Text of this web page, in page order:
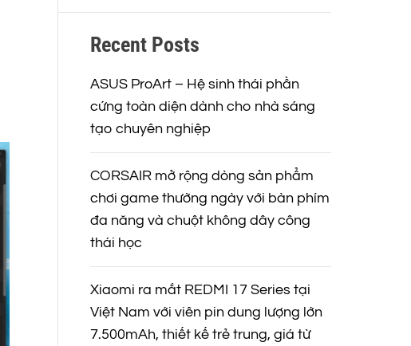
i
m
Recent Posts
ASUS ProArt – Hệ sinh thái phần
cứng toàn diện dành cho nhà sáng
tạo chuyên nghiệp
CORSAIR mở rộng dòng sản phẩm
chơi game thường ngày với bàn phím
đa năng và chuột không dây công
thái học
Xiaomi ra mắt REDMI 17 Series tại
Việt Nam với viên pin dung lượng lớn
7.500mAh, thiết kế trẻ trung, giá từ